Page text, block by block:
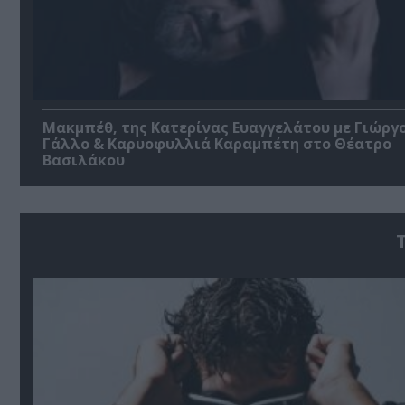
Μακμπέθ, της Κατερίνας Ευαγγελάτου με
Γάλλο & Καρυοφυλλιά Καραμπέτη στο Θέατρο
Βασιλάκου